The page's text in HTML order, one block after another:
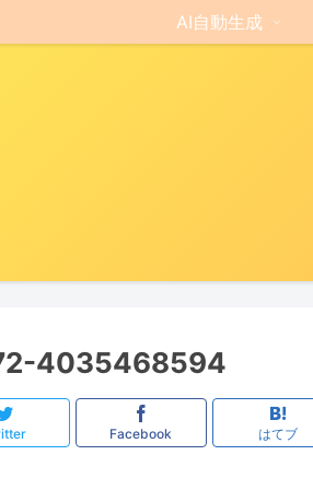
AI自動生成
4035468594
Facebook はてブ